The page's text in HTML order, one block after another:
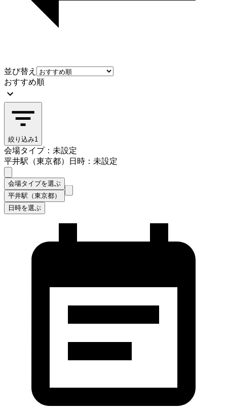
並び替え
おすすめ順
絞り込み1
会場タイプ：未設定
平井駅（東京都）
日時：未設定
会場タイプを選ぶ
平井駅（東京都）
日時を選ぶ